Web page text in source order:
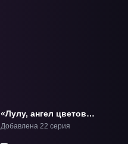
«Лулу, ангел цветов
(2026)» ТВ-1
Добавлена 22 серия